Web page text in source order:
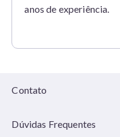
anos de experiência.
Contato
Dúvidas Frequentes